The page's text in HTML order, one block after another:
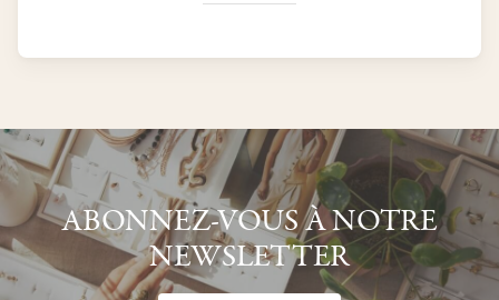
ABONNEZ-VOUS À NOTRE
NEWSLETTER